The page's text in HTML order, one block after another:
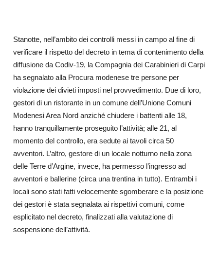
Stanotte, nell’ambito dei controlli messi in campo al fine di
verificare il rispetto del decreto in tema di contenimento della
diffusione da Codiv-19, la Compagnia dei Carabinieri di Carpi
ha segnalato alla Procura modenese tre persone per
violazione dei divieti imposti nel provvedimento. Due di loro,
gestori di un ristorante in un comune dell’Unione Comuni
Modenesi Area Nord anziché chiudere i battenti alle 18,
hanno tranquillamente proseguito l’attività; alle 21, al
momento del controllo, era sedute ai tavoli circa 50
avventori. L’altro, gestore di un locale notturno nella zona
delle Terre d’Argine, invece, ha permesso l’ingresso ad
avventori e ballerine (circa una trentina in tutto). Entrambi i
locali sono stati fatti velocemente sgomberare e la posizione
dei gestori è stata segnalata ai rispettivi comuni, come
esplicitato nel decreto, finalizzati alla valutazione di
sospensione dell’attività.